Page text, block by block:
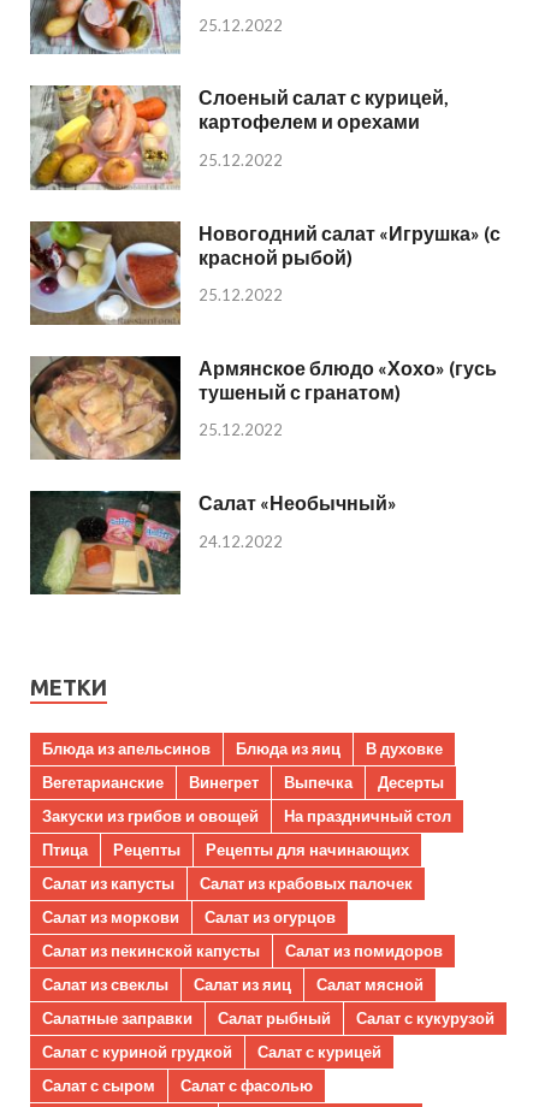
25.12.2022
Слоеный салат с курицей,
картофелем и орехами
25.12.2022
Новогодний салат «Игрушка» (с
красной рыбой)
25.12.2022
Армянское блюдо «Хохо» (гусь
тушеный с гранатом)
25.12.2022
Салат «Необычный»
24.12.2022
МЕТКИ
Блюда из апельсинов Блюда из яиц
В духовке
Вегетарианские
Винегрет Выпечка
Десерты
Закуски из грибов и овощей
На праздничный стол
Птица
Рецепты
Рецепты для начинающих
Салат из капусты
Салат из крабовых палочек
Салат из моркови
Салат из огурцов
Салат из пекинской капусты
Салат из помидоров
Салат из свеклы
Салат из яиц
Салат мясной
Салатные заправки
Салат рыбный
Салат с кукурузой
Салат с куриной грудкой
Салат с курицей
Салат с сыром
Салат с фасолью